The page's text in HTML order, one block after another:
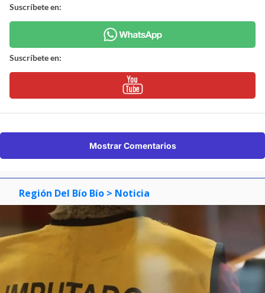
Suscríbete en:
Suscríbete en:
Mostrar Comentarios
Región Del Bío Bío > Noticia